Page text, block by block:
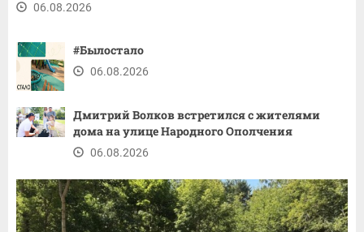
06.08.2026
#Былостало
06.08.2026
Дмитрий Волков встретился с жителями
дома на улице Народного Ополчения
06.08.2026